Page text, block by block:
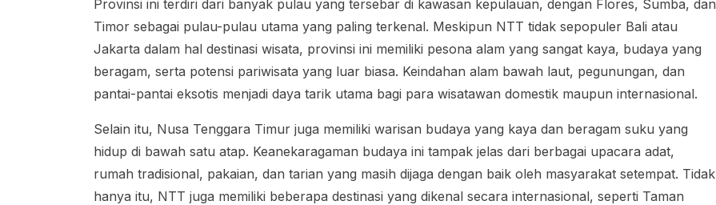
Provinsi ini terdiri dari banyak pulau yang tersebar di kawasan kepulauan, dengan Flores, Sumba, dan
Timor sebagai pulau-pulau utama yang paling terkenal. Meskipun NTT tidak sepopuler Bali atau
Jakarta dalam hal destinasi wisata, provinsi ini memiliki pesona alam yang sangat kaya, budaya yang
beragam, serta potensi pariwisata yang luar biasa. Keindahan alam bawah laut, pegunungan, dan
pantai-pantai eksotis menjadi daya tarik utama bagi para wisatawan domestik maupun internasional.
Selain itu, Nusa Tenggara Timur juga memiliki warisan budaya yang kaya dan beragam suku yang
hidup di bawah satu atap. Keanekaragaman budaya ini tampak jelas dari berbagai upacara adat,
rumah tradisional, pakaian, dan tarian yang masih dijaga dengan baik oleh masyarakat setempat. Tidak
hanya itu, NTT juga memiliki beberapa destinasi yang dikenal secara internasional, seperti Taman